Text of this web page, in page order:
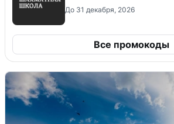
До 31 декабря, 2026
Все промокоды